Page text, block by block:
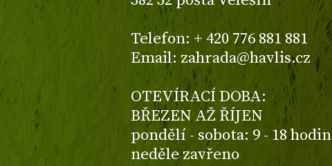
Telefon: + 420 776 881 881
Email: zahrada@havlis.cz
OTEVÍRACÍ DOBA:
BŘEZEN AŽ ŘÍJEN
pondělí - sobota: 9 - 18 hodin
neděle zavřeno